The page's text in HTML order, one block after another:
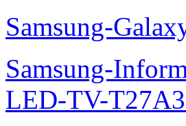
Samsung-
Samsung-
LED-TV-